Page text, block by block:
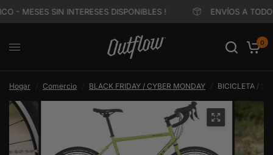
- MESES SIN INTERESES DISPONIBLES ! ENVÍOS A
0
Hogar Comercio BLACK FRIDAY / CYBER MONDAY BICICLETA /